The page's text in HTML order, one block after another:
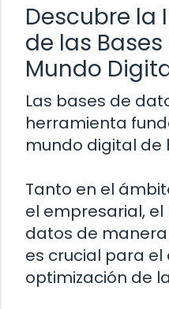
Descubre la
de las
Mundo
Las bases de
herramienta
mundo digital de
Tanto en el
el empresarial,
datos de
es crucial para el
optimización de